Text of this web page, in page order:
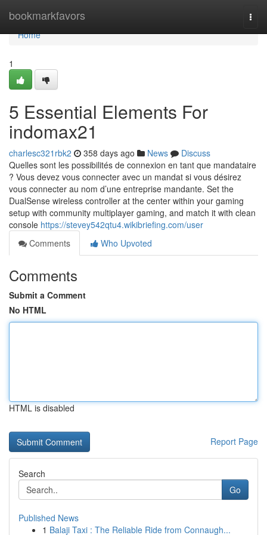
bookmarkfavors
Home
Home
1
5 Essential Elements For
indomax21
charlesc321rbk2 358 days ago News
Discuss
Quelles sont les possibilités de connexion en tant que mandataire
? Vous devez vous connecter avec un mandat si vous désirez
vous connecter au nom d’une entreprise mandante. Set the
DualSense wireless controller at the center within your gaming
setup with community multiplayer gaming, and match it with clean
console https://stevey542qtu4.wikibriefing.com/user
Comments
Who Upvoted
Comments
Submit a Comment
No HTML
HTML is disabled
Report Page
Search
Go
Published News
1 Balaji Taxi : The Reliable Ride from Connaugh...